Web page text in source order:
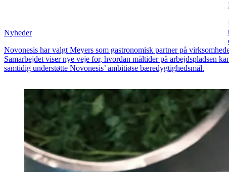
Nyheder
Novonesis har valgt Meyers som gastronomisk partner på
Samarbejdet viser nye veje for, hvordan måltider på arbejdspladsen
samtidig understøtte Novonesis’ ambitiøse bæredygtighedsmål.